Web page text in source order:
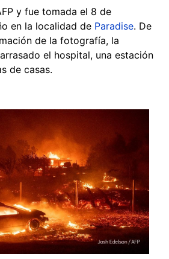
y fue tomada el 8 de
en la localidad de Paradise. De
de la fotografía, la
el hospital, una estación
de casas.